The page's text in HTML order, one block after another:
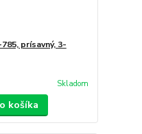
prísavný, 3-
Skladom
košíka